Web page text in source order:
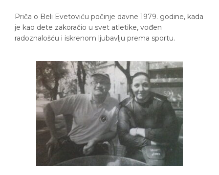
Priča o Beli Evetoviću počinje davne 1979. godine, kada
je kao dete zakoračio u svet atletike, vođen
radoznalošću i iskrenom ljubavlju prema sportu.